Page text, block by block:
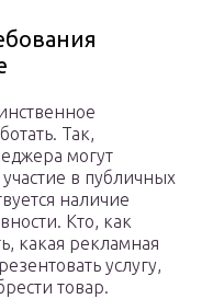
Так,
могут
в публичных
наличие
Кто, как
какая рекламная
услугу,
товар.